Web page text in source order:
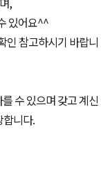
있어요^^
인 참고하시기 바랍니
수 있으며 갖고 계신
합니다.